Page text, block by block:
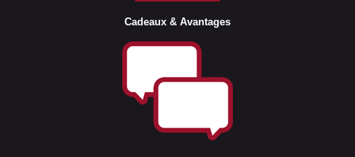
Cadeaux & Avantages